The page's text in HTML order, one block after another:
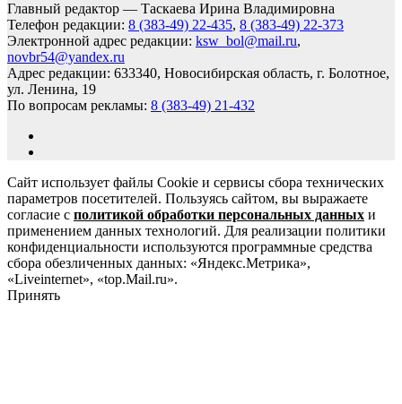
Главный редактор — Таскаева Ирина Владимировна
Телефон редакции: 8 (383-49) 22-435, 8 (383-49) 22-373
Электронной адрес редакции: ksw_bol@mail.ru,
novbr54@yandex.ru
Адрес редакции: 633340, Новосибирская область, г. Болотное,
ул. Ленина, 19
По вопросам рекламы: 8 (383-49) 21-432
Сайт использует файлы Cookie и сервисы сбора технических
параметров посетителей. Пользуясь сайтом, вы выражаете
согласие с политикой обработки персональных данных и
применением данных технологий. Для реализации политики
конфиденциальности используются программные средства
сбора обезличенных данных: «Яндекс.Метрика»,
«Liveinternet», «top.Mail.ru».
Принять